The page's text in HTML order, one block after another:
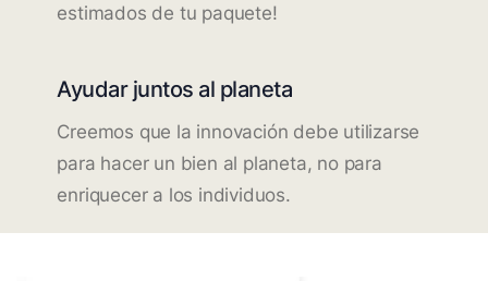
estimados de tu paquete!
Ayudar juntos al planeta
Creemos que la innovación debe utilizarse
para hacer un bien al planeta, no para
enriquecer a los individuos.